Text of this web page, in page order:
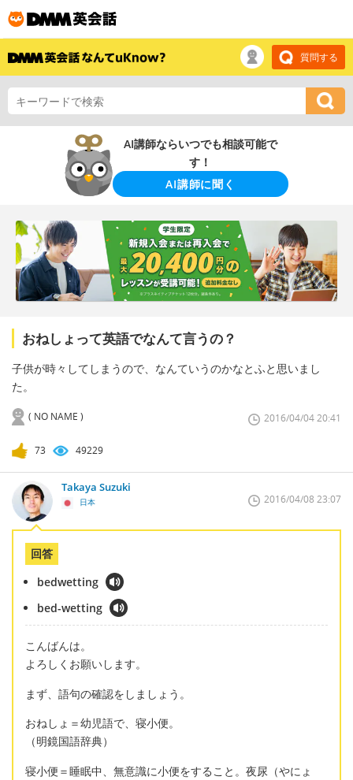
質問する
AI講師ならいつでも相談可能で
す！
AI講師に聞く
おねしょって英語でなんて言うの？
子供が時々してしまうので、なんていうのかなとふと思いまし
た。
( NO NAME ) 2016/04/04 20:41
73 49229
Takaya Suzuki
日本 2016/04/08 23:07
回答
bedwetting
bed-wetting
こんばんは。
よろしくお願いします。
まず、語句の確認をしましょう。
おねしょ＝幼児語で、寝小便。
（明鏡国語辞典）
寝小便＝睡眠中、無意識に小便をすること。夜尿（やにょ